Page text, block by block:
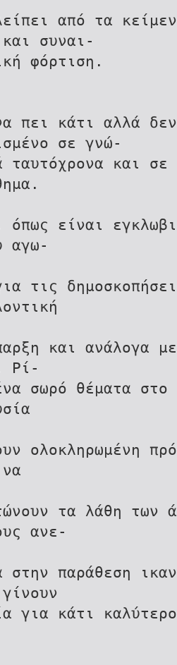
από τα
συναι-
φόρτιση.
πει κάτι αλλά
σε γνώ-
ταυτόχρονα και σε
όπως είναι
αγω-
τις
και ανάλογα
Ρί-
σωρό θέματα στο
ολοκληρωμένη
τα λάθη των
ανε-
στην παράθεση
για κάτι